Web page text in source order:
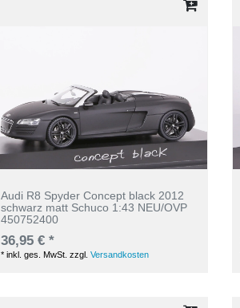
Audi R8 Spyder Concept black 2012
schwarz matt Schuco 1:43 NEU/OVP
450752400
36,95 € *
*inkl. ges. MwSt. zzgl.Versandkosten